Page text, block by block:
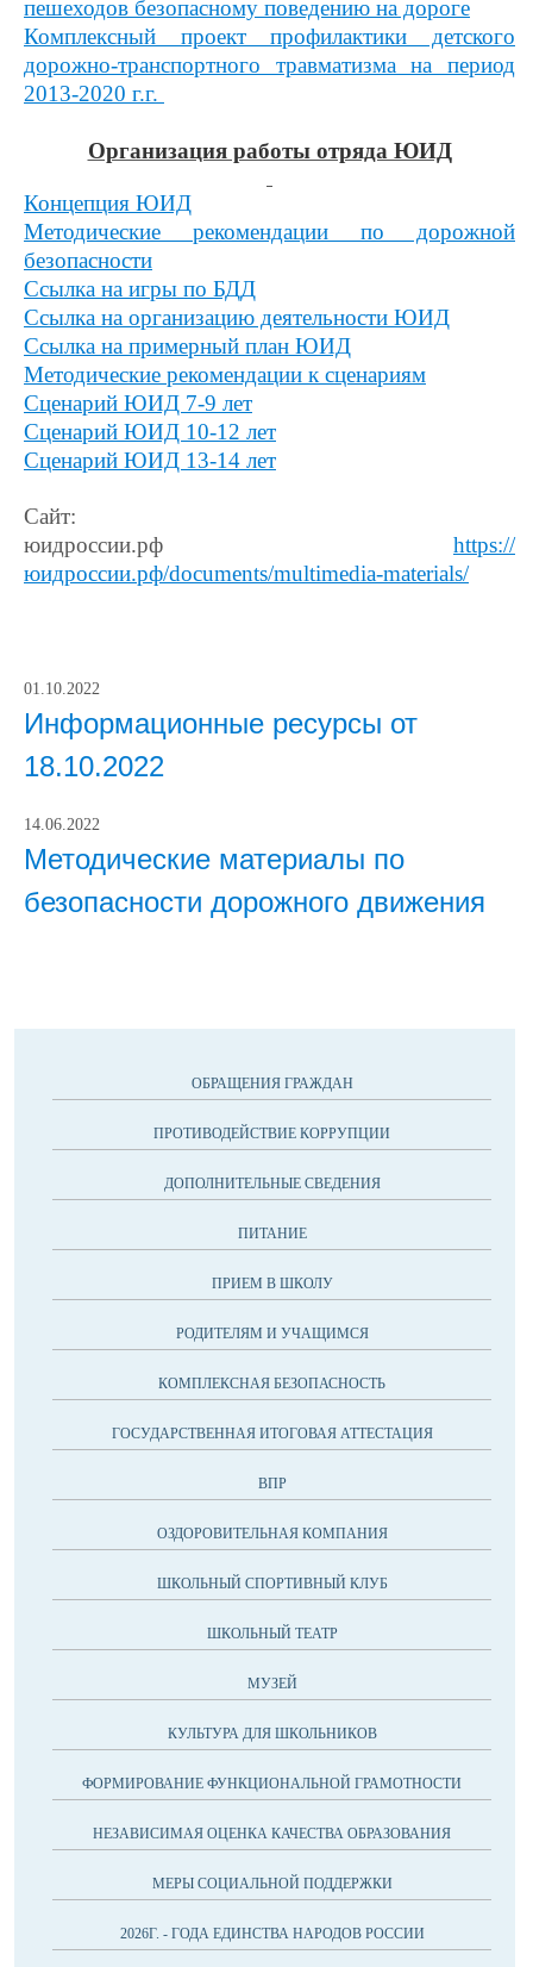
пешеходов безопасному поведению на дороге
Комплексный проект профилактики детского
дорожно-транспортного травматизма на период
2013-2020 г.г.
Организация работы отряда ЮИД
Концепция ЮИД
Методические рекомендации по дорожной
безопасности
Ссылка на игры по БДД
Ссылка на организацию деятельности ЮИД
Ссылка на примерный план ЮИД
Методические рекомендации к сценариям
Сценарий ЮИД 7-9 лет
Сценарий ЮИД 10-12 лет
Сценарий ЮИД 13-14 лет
Сайт:
юидроссии.рф https://
юидроссии.рф/documents/multimedia-materials/
01.10.2022
Информационные ресурсы от
18.10.2022
14.06.2022
Методические материалы по
безопасности дорожного движения
ОБРАЩЕНИЯ ГРАЖДАН
ПРОТИВОДЕЙСТВИЕ КОРРУПЦИИ
ДОПОЛНИТЕЛЬНЫЕ СВЕДЕНИЯ
ПИТАНИЕ
ПРИЕМ В ШКОЛУ
РОДИТЕЛЯМ И УЧАЩИМСЯ
КОМПЛЕКСНАЯ БЕЗОПАСНОСТЬ
ГОСУДАРСТВЕННАЯ ИТОГОВАЯ АТТЕСТАЦИЯ
ВПР
ОЗДОРОВИТЕЛЬНАЯ КОМПАНИЯ
ШКОЛЬНЫЙ СПОРТИВНЫЙ КЛУБ
ШКОЛЬНЫЙ ТЕАТР
МУЗЕЙ
КУЛЬТУРА ДЛЯ ШКОЛЬНИКОВ
ФОРМИРОВАНИЕ ФУНКЦИОНАЛЬНОЙ ГРАМОТНОСТИ
НЕЗАВИСИМАЯ ОЦЕНКА КАЧЕСТВА ОБРАЗОВАНИЯ
МЕРЫ СОЦИАЛЬНОЙ ПОДДЕРЖКИ
2026Г. - ГОДА ЕДИНСТВА НАРОДОВ РОССИИ